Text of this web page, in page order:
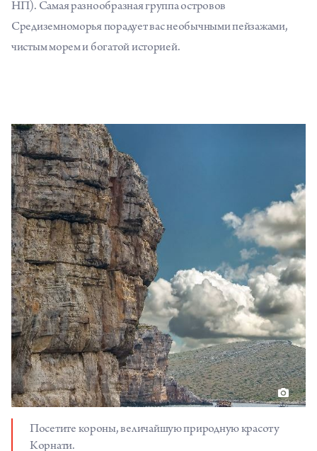
НП). Самая разнообразная группа островов
Средиземноморья порадует вас необычными пейзажами,
чистым морем и богатой историей.
Посетите короны, величайшую природную красоту
Корнати.